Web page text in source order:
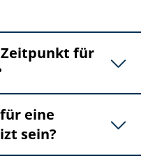
für
eine
sein?